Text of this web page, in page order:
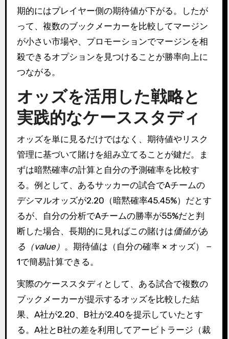
期的にはプレイヤー側の期待値が下がる。したが
って、複数のブックメーカーを比較してマージン
が小さい市場や、プロモーションでマージンを相
殺できるオプションを見つけることが勝率向上に
つながる。
オッズを活用した戦略と
実践的なケーススタディ
オッズを単に見るだけではなく、期待値やリスク
管理に基づいて賭けを組み立てることが鍵だ。ま
ずは暗黙確率の計算と自分の予測確率を比較す
る。例として、あるサッカーの試合でAチームの
デシマルオッズが2.20（暗黙確率45.45%）だとす
るが、自分の分析でAチームの勝率が55%だと判
断した場合、長期的に見ればこの賭けは価値があ
る（value） 。期待値は（自分の確率 × オッズ） −
1で簡易計算できる。
実際のケーススタディとして、ある試合で複数の
ブックメーカーが提示するオッズを比較した結
果、A社が2.20、B社が2.40を提示していたとす
る。A社とB社の差を利用してアービトラージ（裁